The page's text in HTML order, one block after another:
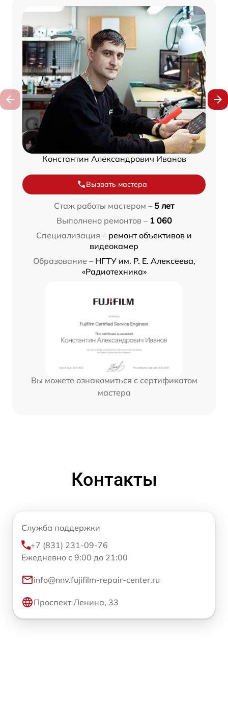
Константин Александрович Иванов
Вызвать мастера
Стаж работы мастером – 5 лет
Выполнено ремонтов – 1 060
Специализация – ремонт объективов и
видеокамер
Образование – НГТУ им. Р. Е. Алексеева,
«Радиотехника»
Вы можете ознакомиться с сертификатом
мастера
Контакты
Служба поддержки
+7 (831) 231-09-76
Ежедневно с 9:00 до 21:00
info@nnv.fujifilm-repair-center.ru
Проспект Ленина, 33